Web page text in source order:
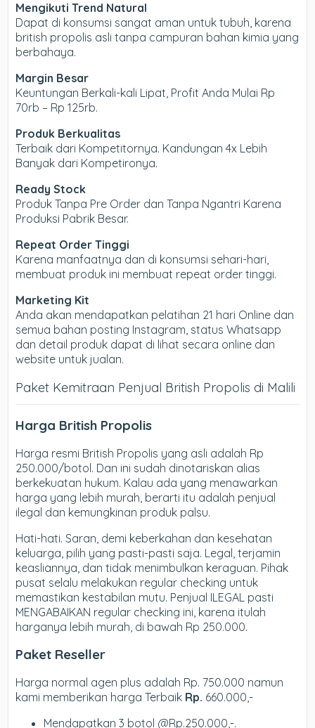
Mengikuti Trend Natural
Dapat di konsumsi sangat aman untuk tubuh, karena
british propolis asli tanpa campuran bahan kimia yang
berbahaya.
Margin Besar
Keuntungan Berkali-kali Lipat, Profit Anda Mulai Rp
70rb – Rp 125rb.
Produk Berkualitas
Terbaik dari Kompetitornya. Kandungan 4x Lebih
Banyak dari Kompetironya.
Ready Stock
Produk Tanpa Pre Order dan Tanpa Ngantri Karena
Produksi Pabrik Besar.
Repeat Order Tinggi
Karena manfaatnya dan di konsumsi sehari-hari,
membuat produk ini membuat repeat order tinggi.
Marketing Kit
Anda akan mendapatkan pelatihan 21 hari Online dan
semua bahan posting Instagram, status Whatsapp
dan detail produk dapat di lihat secara online dan
website untuk jualan.
Paket Kemitraan Penjual British Propolis di Malili
Harga British Propolis
Harga resmi British Propolis yang asli adalah Rp
250.000/botol. Dan ini sudah dinotariskan alias
berkekuatan hukum. Kalau ada yang menawarkan
harga yang lebih murah, berarti itu adalah penjual
ilegal dan kemungkinan produk palsu.
Hati-hati. Saran, demi keberkahan dan kesehatan
keluarga, pilih yang pasti-pasti saja. Legal, terjamin
keasliannya, dan tidak menimbulkan keraguan. Pihak
pusat selalu melakukan regular checking untuk
memastikan kestabilan mutu. Penjual ILEGAL pasti
MENGABAIKAN regular checking ini, karena itulah
harganya lebih murah, di bawah Rp 250.000.
Paket Reseller
Harga normal agen plus adalah Rp. 750.000 namun
kami memberikan harga Terbaik Rp. 660.000,-
Mendapatkan 3 botol @Rp.250.000,-.